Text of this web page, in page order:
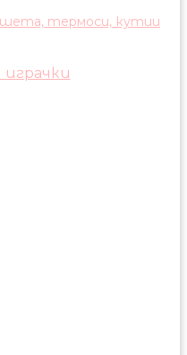
термоси, кутии